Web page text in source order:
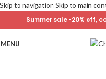
Skip to navigation Skip to main
Summer sale -20% off,
MENU